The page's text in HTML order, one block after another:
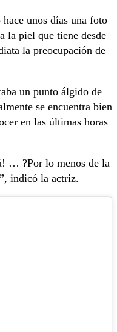
unos días una foto
la piel que tiene desde
la preocupación de
un punto álgido de
se encuentra bien
en las últimas horas
… ?Por lo menos de la
indicó la actriz.